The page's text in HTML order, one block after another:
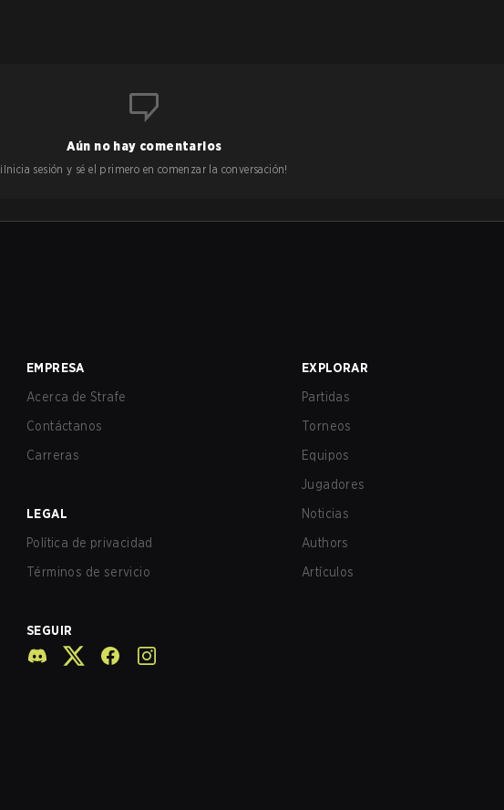
Aún no hay comentarios
¡Inicia sesión y sé el primero en comenzar la conversación!
EMPRESA
Acerca de Strafe
Contáctanos
Carreras
LEGAL
Política de privacidad
Términos de servicio
SEGUIR
EXPLORAR
Partidas
Torneos
Equipos
Jugadores
Noticias
Authors
Artículos